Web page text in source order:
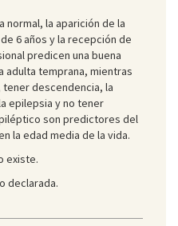
normal, la aparición de la
6 años y la recepción de
predicen una buena
adulta temprana, mientras
descendencia, la
epilepsia y no tener
son predictores del
la edad media de la vida.
existe.
declarada.